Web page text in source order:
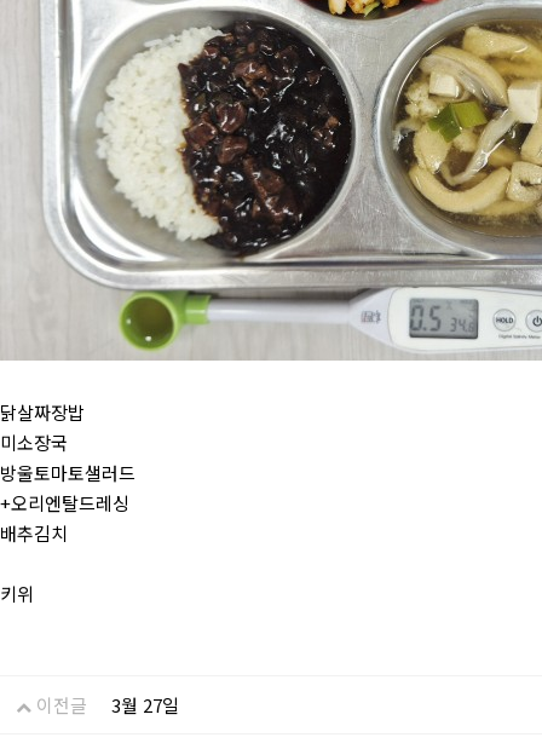
닭살짜장밥
미소장국
방울토마토샐러드
+오리엔탈드레싱
배추김치
키위
이전글 3월 27일